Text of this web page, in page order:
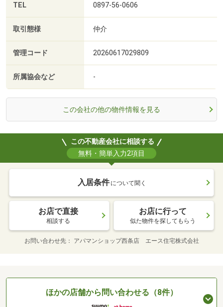
TEL 0897-56-0606
取引態様 仲介
管理コード 20260617029809
所属協会など -
この会社の他の物件情報を見る
この不動産会社に相談する
無料・簡単入力2項目
入居条件 について聞く
お店で直接
相談する
お店に行って
似た物件を探してもらう
お問い合わせ先 アパマンショップ西条店 エース住宅株式会社
ほかの店舗から問い合わせる（8件）